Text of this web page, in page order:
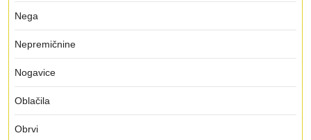
Nega
Nepremičnine
Nogavice
Oblačila
Obrvi